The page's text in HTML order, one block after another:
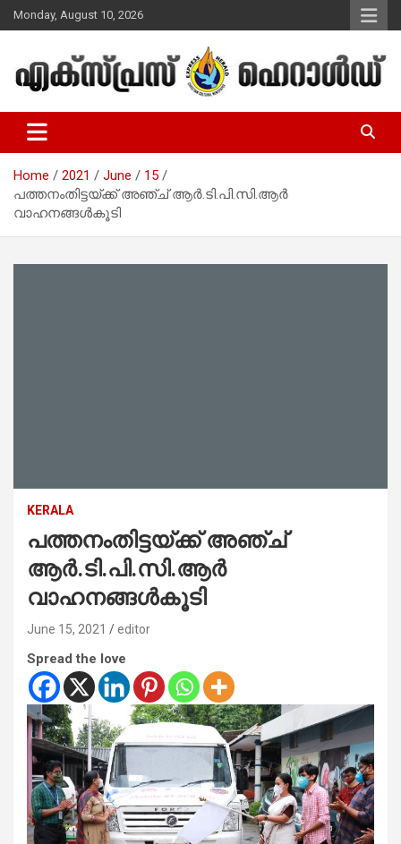
Skip
to
Monday, August 10, 2026
Express Herald – Malayalam
Christian News
Home 2021 June
15
പത്തനംതിട്ടയ്ക്ക് അഞ്ച് ആര്‍.ടി.പി.സി.ആര്‍
വാഹനങ്ങള്‍കൂടി
KERALA
പത്തനംതിട്ടയ്ക്ക് അഞ്ച്
ആര്‍.ടി.പി.സി.ആര്‍
വാഹനങ്ങള്‍കൂടി
June 15, 2021 editor
Spread the love